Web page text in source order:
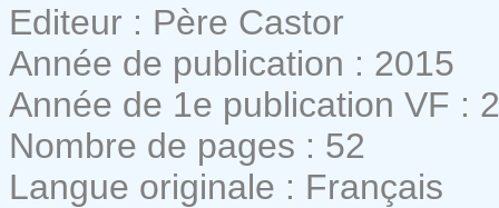
Editeur : Père Castor
Année de publication : 2015
Année de 1e publication VF :
Nombre de pages : 52
Langue originale : Français